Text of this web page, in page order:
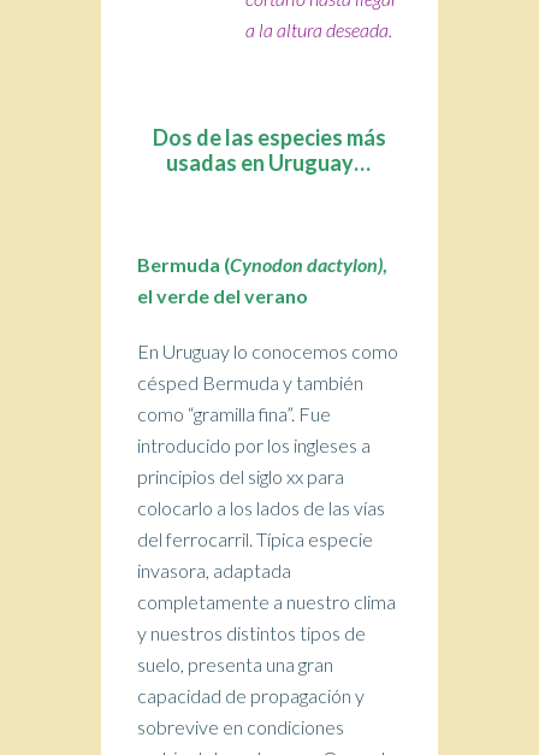
a la altura deseada.
Dos de las especies más
usadas en Uruguay…
Bermuda (Cynodon dactylon),
el verde del verano
En Uruguay lo conocemos como
césped Bermuda y también
como “gramilla fina”. Fue
introducido por los ingleses a
principios del siglo xx para
colocarlo a los lados de las vías
del ferrocarril. Típica especie
invasora, adaptada
completamente a nuestro clima
y nuestros distintos tipos de
suelo, presenta una gran
capacidad de propagación y
sobrevive en condiciones